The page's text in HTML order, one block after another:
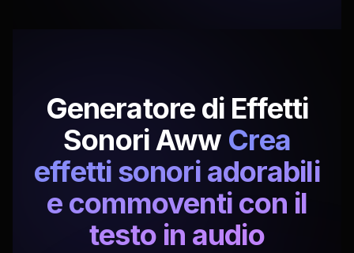
Generatore di Effetti
Sonori Aww Crea
effetti sonori adorabili
e commoventi con il
testo in audio